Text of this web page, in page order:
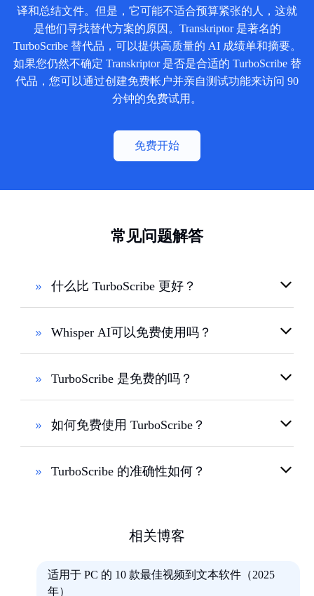
译和总结文件。但是，它可能不适合预算紧张的人，这就
是他们寻找替代方案的原因。Transkriptor 是著名的
TurboScribe 替代品，可以提供高质量的 AI 成绩单和摘要。
如果您仍然不确定 Transkriptor 是否是合适的 TurboScribe 替
代品，您可以通过创建免费帐户并亲自测试功能来访问 90
分钟的免费试用。
免费开始
常见问题解答
什么比 TurboScribe 更好？
Whisper AI可以免费使用吗？
TurboScribe 是免费的吗？
如何免费使用 TurboScribe？
TurboScribe 的准确性如何？
相关博客
适用于 PC 的 10 款最佳视频到文本软件（2025
年）